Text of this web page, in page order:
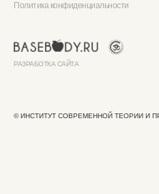
© ИНСТИТУТ СОВРЕМЕННОЙ ТЕОРИИ И
РАЗРАБОТКА САЙТА
Политика конфиденциальности